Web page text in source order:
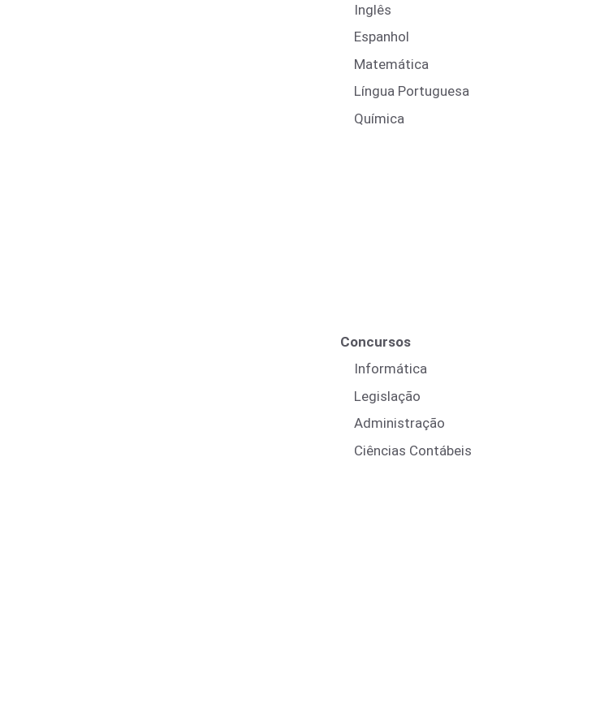
Inglês
Espanhol
Matemática
Língua Portuguesa
Química
Concursos
Informática
Legislação
Administração
Ciências Contábeis